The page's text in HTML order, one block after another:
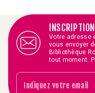
Votre adresse
vous envoyer
Bibliothèque
tout moment.
Indiquez votre email